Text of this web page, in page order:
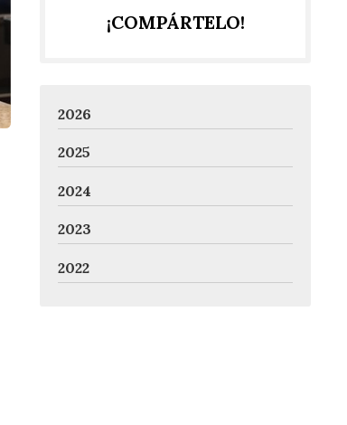
¡COMPÁRTELO!
2026
2025
2024
2023
2022